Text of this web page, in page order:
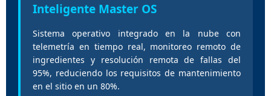
Inteligente Master OS
Sistema operativo integrado en la nube con
telemetría en tiempo real, monitoreo remoto de
ingredientes y resolución remota de fallas del
95%, reduciendo los requisitos de mantenimiento
en el sitio en un 80%.